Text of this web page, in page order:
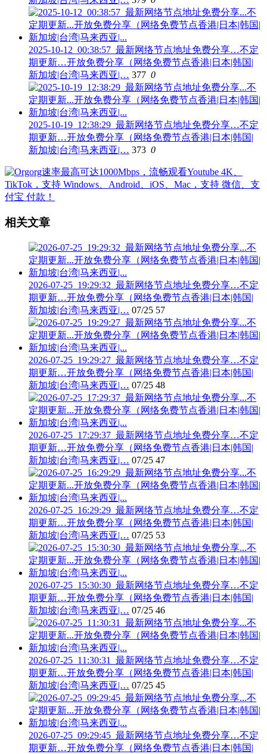
2025-10-12_00:38:57_最新网络节点地址免费分享…不定
期更新…开放免费分享（网络免费节点香港|日本|韩国|
新加坡|台湾|马来西亚|… 377 0
2025-10-19_12:38:29_最新网络节点地址免费分享…不定
期更新…开放免费分享（网络免费节点香港|日本|韩国|
新加坡|台湾|马来西亚|… 373 0
相关文章
2026-07-25_19:29:32_最新网络节点地址免费分享…不定
期更新…开放免费分享（网络免费节点香港|日本|韩国|
新加坡|台湾|马来西亚|… 07/25 57
2026-07-25_19:29:27_最新网络节点地址免费分享…不定
期更新…开放免费分享（网络免费节点香港|日本|韩国|
新加坡|台湾|马来西亚|… 07/25 48
2026-07-25_17:29:37_最新网络节点地址免费分享…不定
期更新…开放免费分享（网络免费节点香港|日本|韩国|
新加坡|台湾|马来西亚|… 07/25 47
2026-07-25_16:29:29_最新网络节点地址免费分享…不定
期更新…开放免费分享（网络免费节点香港|日本|韩国|
新加坡|台湾|马来西亚|… 07/25 53
2026-07-25_15:30:30_最新网络节点地址免费分享…不定
期更新…开放免费分享（网络免费节点香港|日本|韩国|
新加坡|台湾|马来西亚|… 07/25 46
2026-07-25_11:30:31_最新网络节点地址免费分享…不定
期更新…开放免费分享（网络免费节点香港|日本|韩国|
新加坡|台湾|马来西亚|… 07/25 45
2026-07-25_09:29:45_最新网络节点地址免费分享…不定
期更新…开放免费分享（网络免费节点香港|日本|韩国|